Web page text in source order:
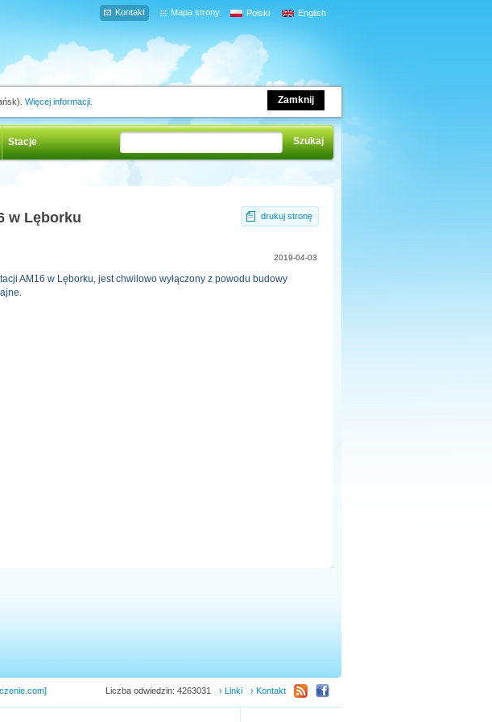
Zamknij
Więcej informacji.
Mapa strony
Kontakt Polski English
Stacje
drukuj stronę
w Lęborku
2019-04-03
AM16 w Lęborku, jest chwilowo wyłączony z powodu budowy
› Kontakt
› Linki
Liczba odwiedzin: 4263031